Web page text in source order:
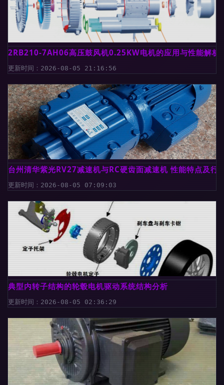
2RB210-7AH06高压鼓风机0.25KW电机的应用与性能解析
更新时间：2026-08-05 21:16:56
台州清华紫光RV27减速机与RC硬齿面减速机 性能特点及行
更新时间：2026-08-05 07:09:03
典型内转子结构的轮毂电机驱动系统结构分析
更新时间：2026-08-05 02:36:29